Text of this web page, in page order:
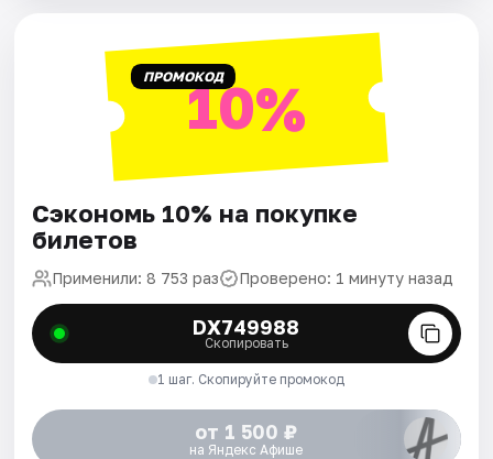
ПРОМОКОД10%
Сэкономь 10% на покупке
билетов
Применили: 8 753 раз Проверено: 1 минуту назад
DX749988
Скопировать
1 шаг. Скопируйте промокод
от 1 500 ₽
на Яндекс Афише